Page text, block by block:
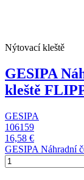
Nýtovací kleště
GESIPA
kleště
GESIPA
106159
16,58 €
GESIPA Náhradní